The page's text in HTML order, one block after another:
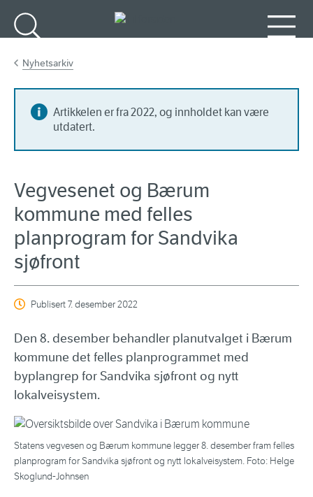
Nyhetsarkiv
Artikkelen er fra 2022, og innholdet kan være
utdatert.
Vegvesenet og Bærum
kommune med felles
planprogram for Sandvika
sjøfront
Publisert7. desember 2022
Den 8. desember behandler planutvalget i Bærum
kommune det felles planprogrammet med
byplangrep for Sandvika sjøfront og nytt
lokalveisystem.
Statens vegvesen og Bærum kommune legger 8. desember fram felles
planprogram for Sandvika sjøfront og nytt lokalveisystem. Foto: Helge
Skoglund-Johnsen